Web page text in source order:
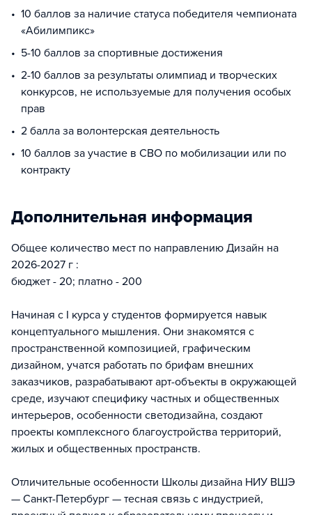
10 баллов за наличие статуса победителя чемпионата
«Абилимпикс»
5-10 баллов за спортивные достижения
2-10 баллов за результаты олимпиад и творческих
конкурсов, не используемые для получения особых
прав
2 балла за волонтерская деятельность
10 баллов за участие в СВО по мобилизации или по
контракту
Дополнительная информация
Общее количество мест по направлению Дизайн на
2026-2027 г :
бюджет - 20; платно - 200
Начиная с I курса у студентов формируется навык
концептуального мышления. Они знакомятся с
пространственной композицией, графическим
дизайном, учатся работать по брифам внешних
заказчиков, разрабатывают арт-объекты в окружающей
среде, изучают специфику частных и общественных
интерьеров, особенности светодизайна, создают
проекты комплексного благоустройства территорий,
жилых и общественных пространств.
Отличительные особенности Школы дизайна НИУ ВШЭ
— Санкт-Петербург — тесная связь с индустрией,